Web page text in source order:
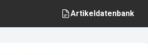
Artikeldatenbank